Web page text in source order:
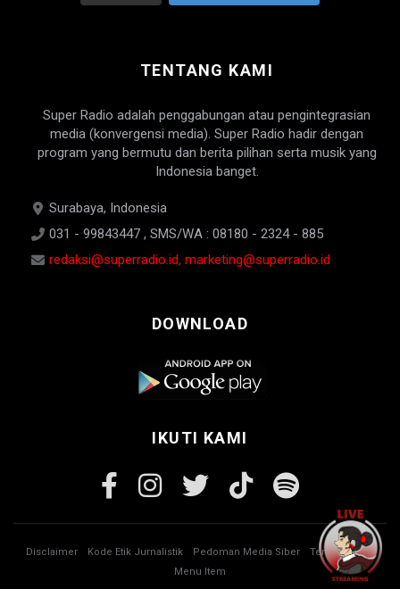
TENTANG KAMI
Super Radio adalah penggabungan atau pengintegrasian
media (konvergensi media). Super Radio hadir dengan
program yang bermutu dan berita pilihan serta musik yang
Indonesia banget.
Surabaya, Indonesia
031 - 99843447 , SMS/WA : 08180 - 2324 - 885
redaksi@superradio.id, marketing@superradio.id
DOWNLOAD
IKUTI KAMI
Disclaimer Kode Etik Jurnalistik Pedoman Media Siber
Tentang Kami
Menu Item